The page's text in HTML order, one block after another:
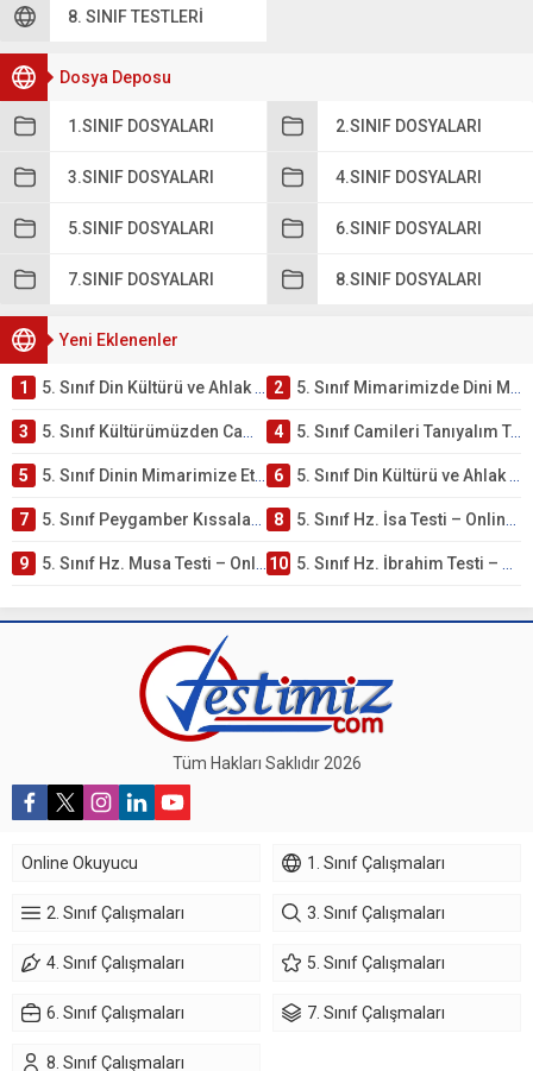
8. SINIF TESTLERI
Dosya Deposu
1.SINIF DOSYALARI 2.SINIF DOSYALARI
3.SINIF DOSYALARI 4.SINIF DOSYALARI
5.SINIF DOSYALARI 6.SINIF DOSYALARI
7.SINIF DOSYALARI 8.SINIF DOSYALARI
Yeni Eklenenler
1 5. Sınıf Din Kültürü ve Ahlak Bilgisi 4. Ünite: Mimarimizde Dini Motifler Çalışmaları 2 5. Sınıf Mimarimizde Dini Motifler Ünite Testi – Online Çöz
3 5. Sınıf Kültürümüzden Cami Örnekleri Testi – Online Çöz 4 5. Sınıf Camileri Tanıyalım Testi – Online Çöz
5 5. Sınıf Dinin Mimarimize Etkisi Testi – Online Çöz 6 5. Sınıf Din Kültürü ve Ahlak Bilgisi 4. Ünite: Peygamber Kıssaları Çalışmaları
7 5. Sınıf Peygamber Kıssaları Ünite Testi – Online Çöz 8 5. Sınıf Hz. İsa Testi – Online Çöz
9 5. Sınıf Hz. Musa Testi – Online Çöz 10 5. Sınıf Hz. İbrahim Testi – Online Çöz
Tüm Hakları Saklıdır 2026
Online Okuyucu 1. Sınıf Çalışmaları
2. Sınıf Çalışmaları 3. Sınıf Çalışmaları
4. Sınıf Çalışmaları 5. Sınıf Çalışmaları
6. Sınıf Çalışmaları 7. Sınıf Çalışmaları
8. Sınıf Çalışmaları